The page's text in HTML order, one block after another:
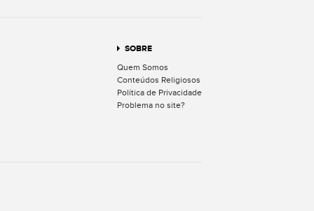
SOBRE
Quem Somos
Conteúdos Religiosos
Política de Privacidade
Problema no site?